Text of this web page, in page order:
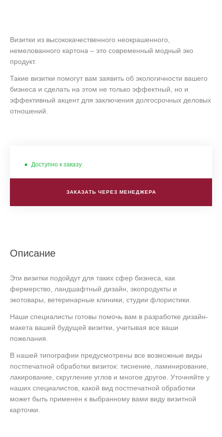
Визитки из высококачественного неокрашенного,
немелованного картона – это современный модный эко
продукт.
Такие визитки помогут вам заявить об экологичности вашего
бизнеса и сделать на этом не только эффектный, но и
эффективный акцент для заключения долгосрочных деловых
отношений.
Доступно к заказу
ЗАКАЗАТЬ ЧЕРЕЗ МЕНЕДЖЕРА
Описание
Эти визитки подойдут для таких сфер бизнеса, как
фермерство, ландшафтный дизайн, экопродукты и
экотовары, ветеринарные клиники, студии флористики.
Наши специалисты готовы помочь вам в разработке дизайн-
макета вашей будущей визитки, учитывая все ваши
пожелания.
В нашей типографии предусмотрены все возможные виды
постпечатной обработки визиток: тиснение, ламинирование,
лакирование, скругление углов и многое другое. Уточняйте у
наших специалистов, какой вид постпечатной обработки
может быть применен к выбранному вами виду визитной
карточки.